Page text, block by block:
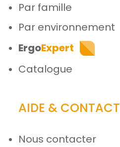
Par famille
Par environnement
ErgoExpert
Catalogue
AIDE & CONTACT
Nous contacter